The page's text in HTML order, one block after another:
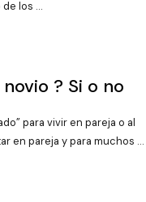
de los …
? Si o no
para vivir en pareja o al
en pareja y para muchos …